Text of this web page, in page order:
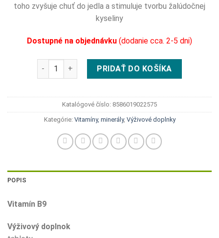
toho zvyšuje chuť do jedla a stimuluje tvorbu žalúdočnej
kyseliny
Dostupné na objednávku (dodanie cca. 2-5 dni)
množstvo Natural Pharm Vitamín B9 Kyselina listová
PRIDAŤ DO KOŠÍKA
Katalógové číslo: 8586019022575
Kategórie: Vitamíny, minerály, Výživové doplnky
POPIS
Vitamín B9
Výživový doplnok